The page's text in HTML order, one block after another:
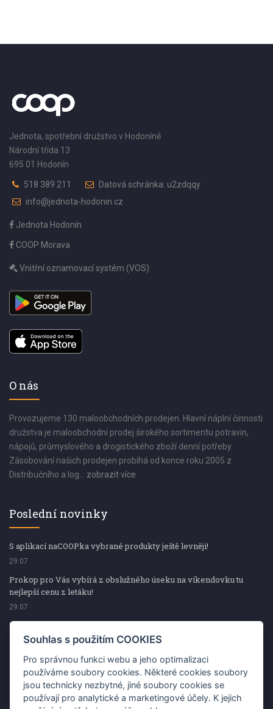
Jednota, spotřební družstvo v Hodoníně
Národní třída 13
695 01 Hodonín
518 389 211
Datová schránka: u2zdqqy
info@jednota-hodonin.cz
Jednota Hodonín
COOP Morava
Vnitřní oznamovací systém (VOS)
O nás
Provozujeme 130 maloobchodních prodejen. Hlavní náplní činnosti
družstva je maloobchodní prodej širokého sortimentu potravin,
nápojů, průmyslového a drogistického zboží denní potřeby.
Zásobování našich prodejen probíhá od konce roku 2005 z
Distribučního a log... zobrazit více
Poslední novinky
S aplikací naCOOPka vybrané produkty ještě levněji!
29.07
Prokop pro Vás vybírá z obslužného úseku na víkendovku tu
nejlepší cenu z letáku!
29.07
Prokop pro Vás vybírá z obslužného úseku na víkendovku tu
nejlepší cenu z letáku!
Kup špekáčky od Váhaly a vyhraj s naCOOPkou sekerku Fiskars
29.07
Prokop pro Vás vybírá na víkendovku ty nejlepší ceny z letáku!
Souhlas s použitím COOKIES
Pro správnou funkci webu a jeho optimalizaci
používáme soubory cookies. Některé cookies soubory
jsou technicky nezbytné, jiné soubory cookies se
používají pro analytické a marketingové účely. K jejich